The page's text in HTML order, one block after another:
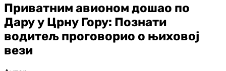
Приватним авионом дошао по
Дару у Црну Гору: Познати
водитељ проговорио о њиховој
вези